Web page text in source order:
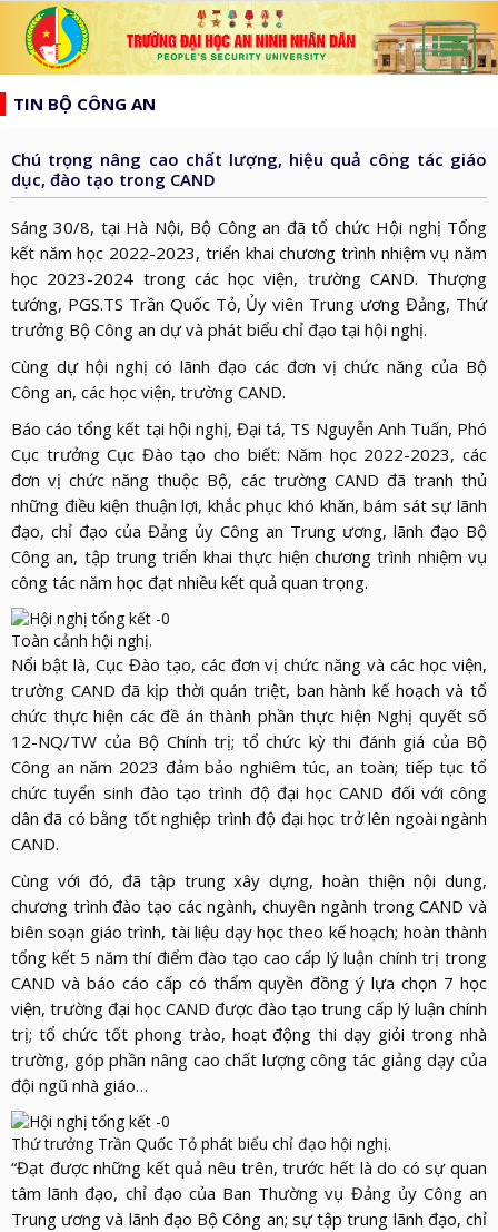
list
search
CHỦ
GIỚI
THIỆU
TỚI
BẦU
CỬ
VÀ
TẠP
CHÍ
AN
NINH
NHÂN
DÂN
TIN
TỨC
ĐÀO
TẠO
NGHIÊN
CỨU
KHOA
HỌC
XÂY
DỰNG
LỰC
LƯỢNG
THƯ
VIỆN
ẢNH
THƯ
VIỆN
VIDEO
LIÊN
TIN BỘ CÔNG AN
Chú trọng nâng cao chất lượng, hiệu quả công tác giáo
dục, đào tạo trong CAND
Sáng 30/8, tại Hà Nội, Bộ Công an đã tổ chức Hội nghị Tổng
kết năm học 2022-2023, triển khai chương trình nhiệm vụ năm
học 2023-2024 trong các học viện, trường CAND. Thượng
tướng, PGS.TS Trần Quốc Tỏ, Ủy viên Trung ương Đảng, Thứ
trưởng Bộ Công an dự và phát biểu chỉ đạo tại hội nghị.
Cùng dự hội nghị có lãnh đạo các đơn vị chức năng của Bộ
Công an, các học viện, trường CAND.
Báo cáo tổng kết tại hội nghị, Đại tá, TS Nguyễn Anh Tuấn, Phó
Cục trưởng Cục Đào tạo cho biết: Năm học 2022-2023, các
đơn vị chức năng thuộc Bộ, các trường CAND đã tranh thủ
những điều kiện thuận lợi, khắc phục khó khăn, bám sát sự lãnh
đạo, chỉ đạo của Đảng ủy Công an Trung ương, lãnh đạo Bộ
Công an, tập trung triển khai thực hiện chương trình nhiệm vụ
công tác năm học đạt nhiều kết quả quan trọng.
Toàn cảnh hội nghị.
Nổi bật là, Cục Đào tạo, các đơn vị chức năng và các học viện,
trường CAND đã kịp thời quán triệt, ban hành kế hoạch và tổ
chức thực hiện các đề án thành phần thực hiện Nghị quyết số
12-NQ/TW của Bộ Chính trị; tổ chức kỳ thi đánh giá của Bộ
Công an năm 2023 đảm bảo nghiêm túc, an toàn; tiếp tục tổ
chức tuyển sinh đào tạo trình độ đại học CAND đối với công
dân đã có bằng tốt nghiệp trình độ đại học trở lên ngoài ngành
CAND.
Cùng với đó, đã tập trung xây dựng, hoàn thiện nội dung,
chương trình đào tạo các ngành, chuyên ngành trong CAND và
biên soạn giáo trình, tài liệu dạy học theo kế hoạch; hoàn thành
tổng kết 5 năm thí điểm đào tạo cao cấp lý luận chính trị trong
CAND và báo cáo cấp có thẩm quyền đồng ý lựa chọn 7 học
viện, trường đại học CAND được đào tạo trung cấp lý luận chính
trị; tổ chức tốt phong trào, hoạt động thi dạy giỏi trong nhà
trường, góp phần nâng cao chất lượng công tác giảng dạy của
đội ngũ nhà giáo…
Thứ trưởng Trần Quốc Tỏ phát biểu chỉ đạo hội nghị.
“Đạt được những kết quả nêu trên, trước hết là do có sự quan
tâm lãnh đạo, chỉ đạo của Ban Thường vụ Đảng ủy Công an
Trung ương và lãnh đạo Bộ Công an; sự tập trung lãnh đạo, chỉ